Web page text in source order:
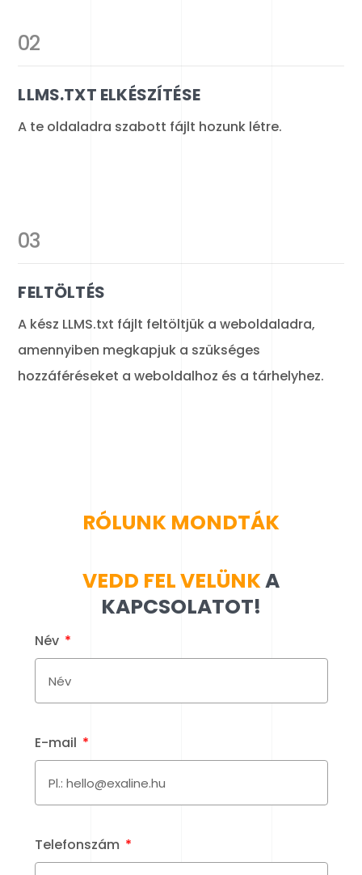
02
LLMS.TXT ELKÉSZÍTÉSE
A te oldaladra szabott fájlt hozunk létre.
03
FELTÖLTÉS
A kész LLMS.txt fájlt feltöltjük a weboldaladra,
amennyiben megkapjuk a szükséges
hozzáféréseket a weboldalhoz és a tárhelyhez.
RÓLUNK MONDTÁK
VEDD FEL VELÜNKA
KAPCSOLATOT!
Név
E-mail
Telefonszám